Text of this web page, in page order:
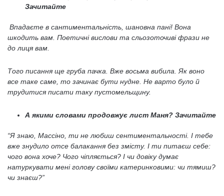
Зачитайте
Впадаєте в сантиментальність, шановна пані! Вона
шкодить вам. Поетичні вислови та сльозоточиві фрази не
до лиця вам.
Того писання ще груба пачка. Вже восьма вибила. Як воно
все таке саме, то зачинає бути нудне. Не варто було й
трудитися писати таку пустомельщину.
А якими словами продовжує лист Маня? Зачитайте
“Я знаю, Массіно, ти не любиш сентиментальності. І тебе
вже знудило отсе балакання без змісту. І ти питаєш себе:
чого вона хоче? Чого чіпляється? І чи довіку думає
натуркувати мені голову своїми катеринковими: чи тямиш?
чи знаєш?”